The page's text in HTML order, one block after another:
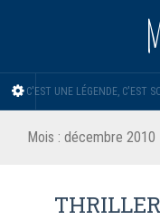
C'EST UNE LÉGENDE, C'EST
Mois : décembre 2010